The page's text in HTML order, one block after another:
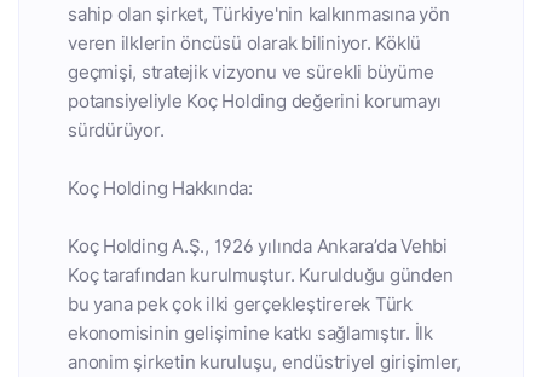
sahip olan şirket, Türkiye'nin kalkınmasına yön
veren ilklerin öncüsü olarak biliniyor. Köklü
geçmişi, stratejik vizyonu ve sürekli büyüme
potansiyeliyle Koç Holding değerini korumayı
sürdürüyor.
Koç Holding Hakkında:
Koç Holding A.Ş., 1926 yılında Ankara’da Vehbi
Koç tarafından kurulmuştur. Kurulduğu günden
bu yana pek çok ilki gerçekleştirerek Türk
ekonomisinin gelişimine katkı sağlamıştır. İlk
anonim şirketin kuruluşu, endüstriyel girişimler,